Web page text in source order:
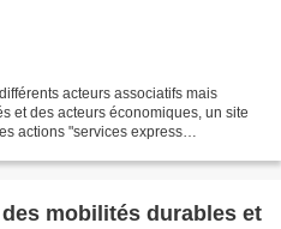
acteurs associatifs mais
et des acteurs économiques, un site
actions "services express
mobilités durables et